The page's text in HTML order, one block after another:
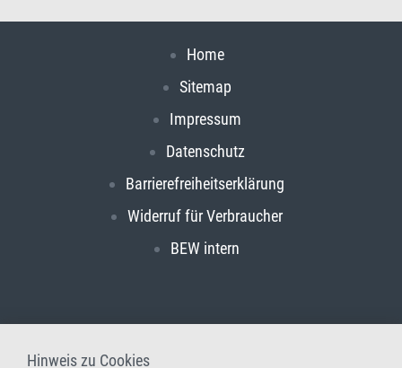
Home
Sitemap
Impressum
Datenschutz
Barrierefreiheitserklärung
Widerruf für Verbraucher
BEW intern
Hinweis zu Cookies